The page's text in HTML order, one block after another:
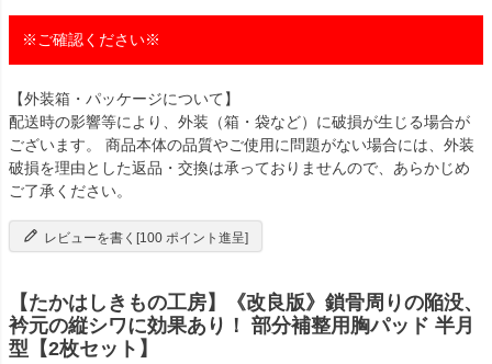
※ご確認ください※
【外装箱・パッケージについて】
配送時の影響等により、外装（箱・袋など）に破損が生じる場合が
ございます。 商品本体の品質やご使用に問題がない場合には、外装
破損を理由とした返品・交換は承っておりませんので、あらかじめ
ご了承ください。
レビューを書く[100 ポイント進呈]
【たかはしきもの工房】《改良版》鎖骨周りの陥没、
衿元の縦シワに効果あり！ 部分補整用胸パッド 半月
型【2枚セット】